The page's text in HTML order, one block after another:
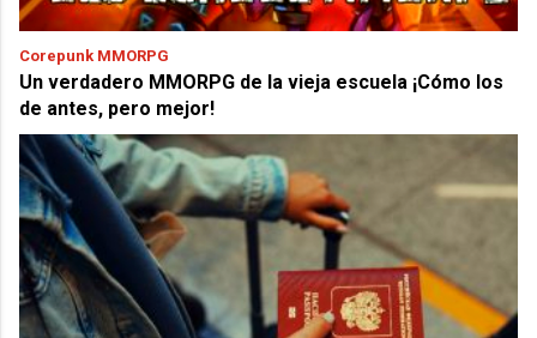
Corepunk MMORPG
Un verdadero MMORPG de la vieja escuela ¡Cómo los
de antes, pero mejor!